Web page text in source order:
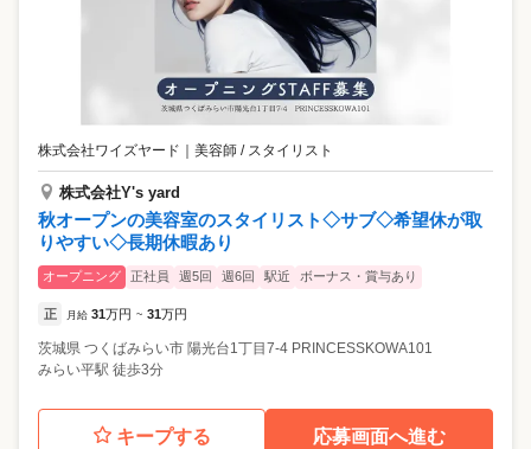
株式会社ワイズヤード ｜ 美容師 / スタイリスト
株式会社Y's yard
秋オープンの美容室のスタイリスト◇サブ◇希望休が取
りやすい◇長期休暇あり
オープニング 正社員 週5回 週6回 駅近 ボーナス・賞与あり
正 月給 31万円 ~ 31万円
茨城県 つくばみらい市 陽光台1丁目7-4 PRINCESSKOWA101
みらい平駅 徒歩3分
キープする 応募画面へ進む